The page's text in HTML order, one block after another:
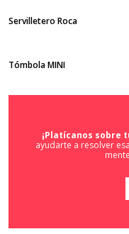
Servilletero Roca
Tómbola MINI
¡Platícanos sobre
ayudarte a resolver